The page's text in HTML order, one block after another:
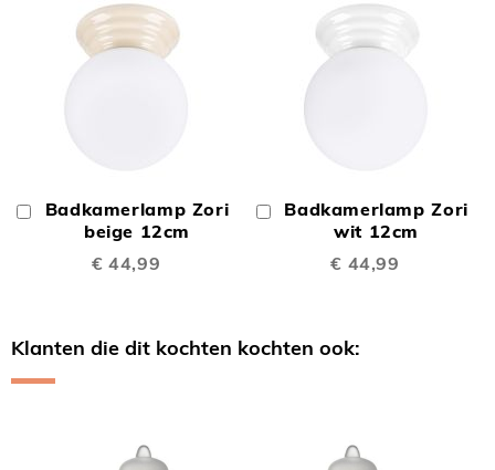
Badkamerlamp Zori
beige 12cm
€ 44,99
In
Winkelwagen
Badkamerlamp Zori
wit 12cm
€ 44,99
In
Winkelwagen
Klanten die dit kochten kochten ook: